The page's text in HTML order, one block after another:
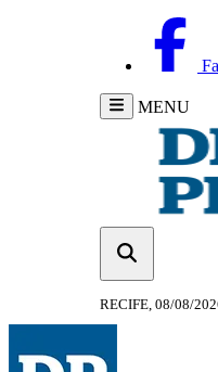
MENU
RECIFE, 08/08/